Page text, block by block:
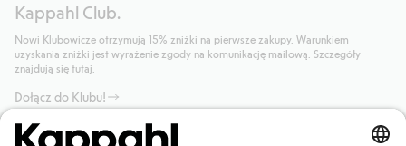
Kappahl Club.
Nowi Klubowicze otrzymują 15% zniżki na pierwsze zakupy. Warunkiem
uzyskania zniżki jest wyrażenie zgody na komunikację mailową. Szczegóły
znajdują się tutaj.
Dołącz do Klubu!